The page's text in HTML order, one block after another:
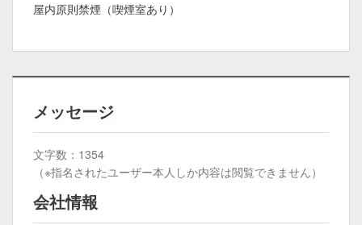
屋内原則禁煙（喫煙室あり）
メッセージ
文字数：1354
（※指名されたユーザー本人しか内容は閲覧できません）
会社情報